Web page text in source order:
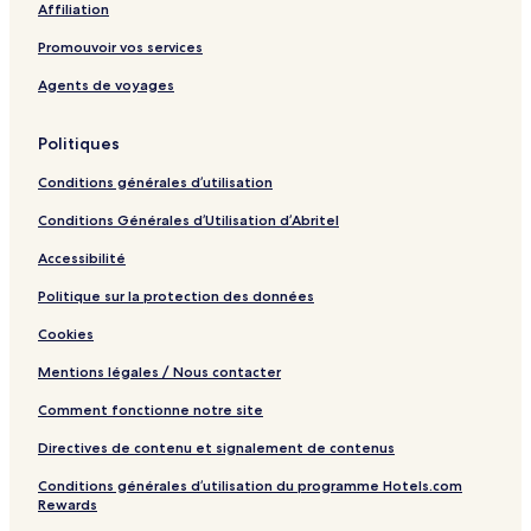
n
c
l
u
v
-
A
l
l
c
u
s
i
v
Affiliation
Promouvoir vos services
Agents de voyages
Politiques
Conditions générales d’utilisation
Conditions Générales d’Utilisation d’Abritel
Accessibilité
Politique sur la protection des données
Cookies
Mentions légales / Nous contacter
Comment fonctionne notre site
Directives de contenu et signalement de contenus
Conditions générales d’utilisation du programme Hotels.com
Rewards